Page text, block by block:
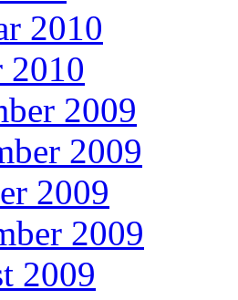
2010
2010
2009
2009
2009
2009
2009